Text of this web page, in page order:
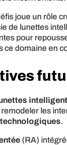
joue un rôle
de lunettes
pour
ce domaine en
les
.
(RA)